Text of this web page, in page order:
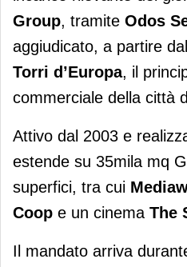
Group, tramite Odos
aggiudicato, a partire
Torri d’Europa, il
commerciale della città
Attivo dal 2003 e
estende su 35mila mq
superfici, tra cui
Coop e un cinema The
Il mandato arriva